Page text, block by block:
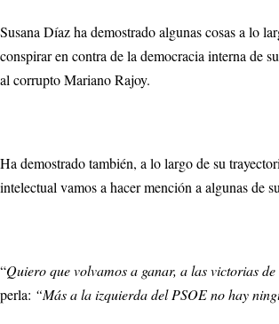
Susana Díaz ha demostrado algunas cosas a lo
conspirar en contra de la democracia interna de
al corrupto Mariano Rajoy.
Ha demostrado también, a lo largo de su
intelectual vamos a hacer mención a algunas de
“Quiero que volvamos a ganar, a las victorias
perla: “Más a la izquierda del PSOE no hay